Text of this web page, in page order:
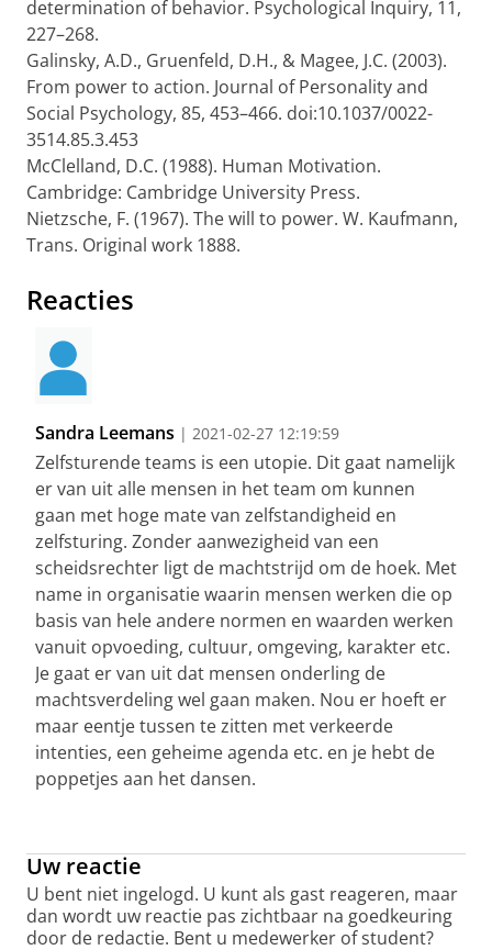
determination of behavior. Psychological Inquiry, 11,
227–268.
Galinsky, A.D., Gruenfeld, D.H., & Magee, J.C. (2003).
From power to action. Journal of Personality and
Social Psychology, 85, 453–466. doi:10.1037/0022-
3514.85.3.453
McClelland, D.C. (1988). Human Motivation.
Cambridge: Cambridge University Press.
Nietzsche, F. (1967). The will to power. W. Kaufmann,
Trans. Original work 1888.
Reacties
Sandra Leemans | 2021-02-27 12:19:59
Zelfsturende teams is een utopie. Dit gaat namelijk
er van uit alle mensen in het team om kunnen
gaan met hoge mate van zelfstandigheid en
zelfsturing. Zonder aanwezigheid van een
scheidsrechter ligt de machtstrijd om de hoek. Met
name in organisatie waarin mensen werken die op
basis van hele andere normen en waarden werken
vanuit opvoeding, cultuur, omgeving, karakter etc.
Je gaat er van uit dat mensen onderling de
machtsverdeling wel gaan maken. Nou er hoeft er
maar eentje tussen te zitten met verkeerde
intenties, een geheime agenda etc. en je hebt de
poppetjes aan het dansen.
Uw reactie
U bent niet ingelogd. U kunt als gast reageren, maar
dan wordt uw reactie pas zichtbaar na goedkeuring
door de redactie. Bent u medewerker of student?